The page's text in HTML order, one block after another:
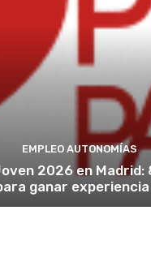
EMPLEO AUTONOMÍAS
2026 en Madrid:
ganar